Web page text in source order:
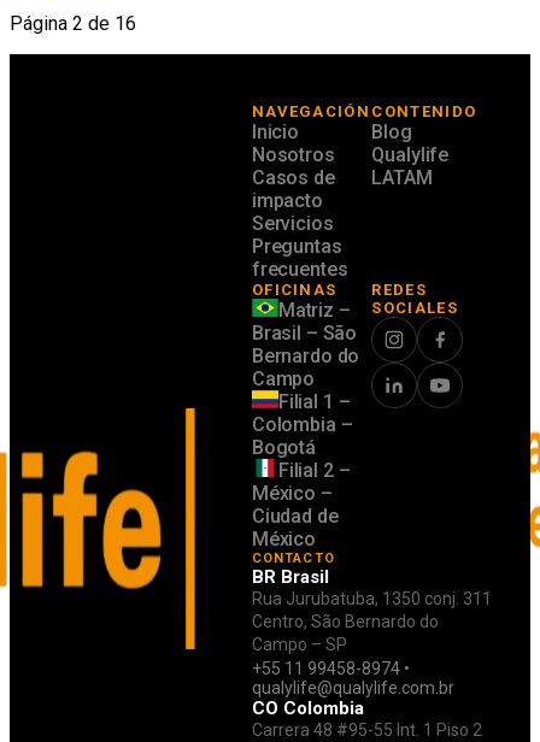
Página 2 de 16
NAVEGACIÓN
Inicio
Nosotros
Casos de
impacto
Servicios
Preguntas
frecuentes
CONTENIDO
Blog
Qualylife
LATAM
OFICINAS
Matriz –
Brasil – São
Bernardo do
Campo
Filial 1 –
Colombia –
Bogotá
Filial 2 –
México –
Ciudad de
México
REDES
SOCIALES
CONTACTO
BR Brasil
Rua Jurubatuba, 1350 conj. 311
Centro, São Bernardo do
Campo – SP
+55 11 99458-8974 •
qualylife@qualylife.com.br
CO Colombia
Carrera 48 #95-55 Int. 1 Piso 2